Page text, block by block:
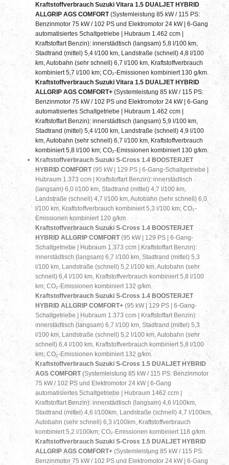
Kraftstoffverbrauch Suzuki Vitara 1.5 DUALJET HYBRID
ALLGRIP AGS COMFORT(Systemleistung 85 kW / 115 PS:
Benzinmotor 75 kW / 102 PS und Elektromotor 24 kW | 6-Gang
automatisiertes Schaltgetriebe | Hubraum 1.462 ccm |
Kraftstoffart Benzin): innerstädtisch (langsam) 5,8 l/100 km,
Stadtrand (mittel) 5,4 l/100 km, Landstraße (schnell) 4,8 l/100
km, Autobahn (sehr schnell) 6,7 l/100 km, Kraftstoffverbrauch
kombiniert 5,7 l/100 km; CO₂-Emissionen kombiniert 130 g/km.
Kraftstoffverbrauch Suzuki Vitara 1.5 DUALJET HYBRID
ALLGRIP AGS COMFORT+ (Systemleistung 85 kW / 115 PS:
Benzinmotor 75 kW / 102 PS und Elektromotor 24 kW | 6-Gang
automatisiertes Schaltgetriebe | Hubraum 1.462 ccm |
Kraftstoffart Benzin): innerstädtisch (langsam) 5,9 l/100 km,
Stadtrand (mittel) 5,4 l/100 km, Landstraße (schnell) 4,9 l/100
km, Autobahn (sehr schnell) 6,7 l/100 km, Kraftstoffverbrauch
kombiniert 5,8 l/100 km; CO₂-Emissionen kombiniert 130 g/km.
Kraftstoffverbrauch Suzuki S-Cross 1.4 BOOSTERJET
HYBRID COMFORT(95 kW | 129 PS | 6-Gang-Schaltgetriebe |
Hubraum 1.373 ccm | Kraftstoffart Benzin): innerstädtisch
(langsam) 6,0 l/100 km, Stadtrand (mittel) 4,7 l/100 km,
Landstraße (schnell) 4,7 l/100 km, Autobahn (sehr schnell) 6,0
l/100 km, Kraftstoffverbrauch kombiniert 5,3 l/100 km; CO₂-
Emissionen kombiniert 120 g/km.
Kraftstoffverbrauch Suzuki S-Cross 1.4 BOOSTERJET
HYBRID ALLGRIP COMFORT(95 kW | 129 PS | 6-Gang-
Schaltgetriebe | Hubraum 1.373 ccm | Kraftstoffart Benzin):
innerstädtisch (langsam) 6,7 l/100 km, Stadtrand (mittel) 5,3
l/100 km, Landstraße (schnell) 5,2 l/100 km, Autobahn (sehr
schnell) 6,4 l/100 km, Kraftstoffverbrauch kombiniert 5,8 l/100
km; CO₂-Emissionen kombiniert 132 g/km.
Kraftstoffverbrauch Suzuki S-Cross 1.4 BOOSTERJET
HYBRID ALLGRIP COMFORT+ (95 kW | 129 PS | 6-Gang-
Schaltgetriebe | Hubraum 1.373 ccm | Kraftstoffart Benzin):
innerstädtisch (langsam) 6,7 l/100 km, Stadtrand (mittel) 5,3
l/100 km, Landstraße (schnell) 5,2 l/100 km, Autobahn (sehr
schnell) 6,4 l/100 km, Kraftstoffverbrauch kombiniert 5,8 l/100
km; CO₂-Emissionen kombiniert 132 g/km.
Kraftstoffverbrauch Suzuki S-Cross 1.5 DUALJET HYBRID
AGS COMFORT(Systemleistung 85 kW / 115 PS: Benzinmotor
75 kW / 102 PS und Elektromotor 24 kW | 6-Gang
automatisiertes Schaltgetriebe | Hubraum 1462 ccm |
Kraftstoffart Benzin): innerstädtisch (langsam) 4,6 l/100km,
Stadtrand (mittel) 4,6 l/100km, Landstraße (schnell) 4,7 l/100km,
Autobahn (sehr schnell) 6,3 l/100km, Kraftstoffverbrauch
kombiniert 5,2 l/100km; CO₂-Emissionen kombiniert 118 g/km.
Kraftstoffverbrauch Suzuki S-Cross 1.5 DUALJET HYBRID
ALLGRIP AGS COMFORT+ (Systemleistung 85 kW / 115 PS:
Benzinmotor 75 kW / 102 PS und Elektromotor 24 kW | 6-Gang